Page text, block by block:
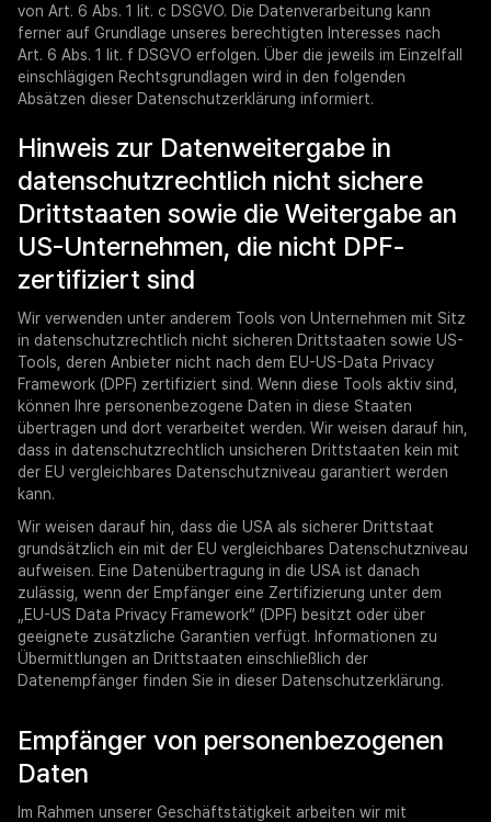
von Art. 6 Abs. 1 lit. c DSGVO. Die Datenverarbeitung kann
ferner auf Grundlage unseres berechtigten Interesses nach
Art. 6 Abs. 1 lit. f DSGVO erfolgen. Über die jeweils im Einzelfall
einschlägigen Rechtsgrundlagen wird in den folgenden
Absätzen dieser Datenschutzerklärung informiert.
Hinweis zur Datenweitergabe in
datenschutzrechtlich nicht sichere
Drittstaaten sowie die Weitergabe an
US-Unternehmen, die nicht DPF-
zertifiziert sind
Wir verwenden unter anderem Tools von Unternehmen mit Sitz
in datenschutzrechtlich nicht sicheren Drittstaaten sowie US-
Tools, deren Anbieter nicht nach dem EU-US-Data Privacy
Framework (DPF) zertifiziert sind. Wenn diese Tools aktiv sind,
können Ihre personenbezogene Daten in diese Staaten
übertragen und dort verarbeitet werden. Wir weisen darauf hin,
dass in datenschutzrechtlich unsicheren Drittstaaten kein mit
der EU vergleichbares Datenschutzniveau garantiert werden
kann.
Wir weisen darauf hin, dass die USA als sicherer Drittstaat
grundsätzlich ein mit der EU vergleichbares Datenschutzniveau
aufweisen. Eine Datenübertragung in die USA ist danach
zulässig, wenn der Empfänger eine Zertifizierung unter dem
„EU-US Data Privacy Framework“ (DPF) besitzt oder über
geeignete zusätzliche Garantien verfügt. Informationen zu
Übermittlungen an Drittstaaten einschließlich der
Datenempfänger finden Sie in dieser Datenschutzerklärung.
Empfänger von personenbezogenen
Daten
Im Rahmen unserer Geschäftstätigkeit arbeiten wir mit